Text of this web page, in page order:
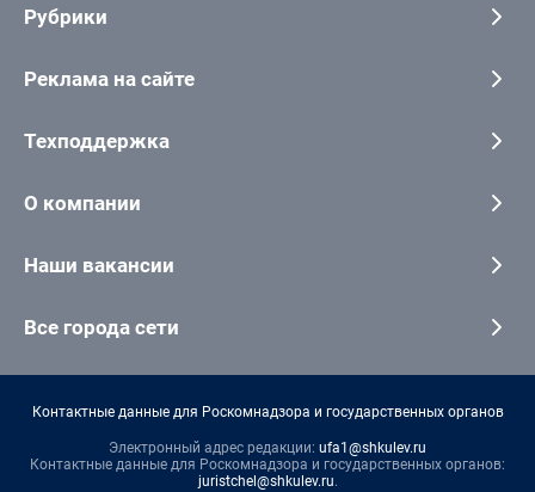
Рубрики
Реклама на сайте
Техподдержка
О компании
Наши вакансии
Все города сети
Контактные данные для Роскомнадзора и государственных органов
Электронный адрес редакции: ufa1@shkulev.ru
Контактные данные для Роскомнадзора и государственных органов:
juristchel@shkulev.ru.